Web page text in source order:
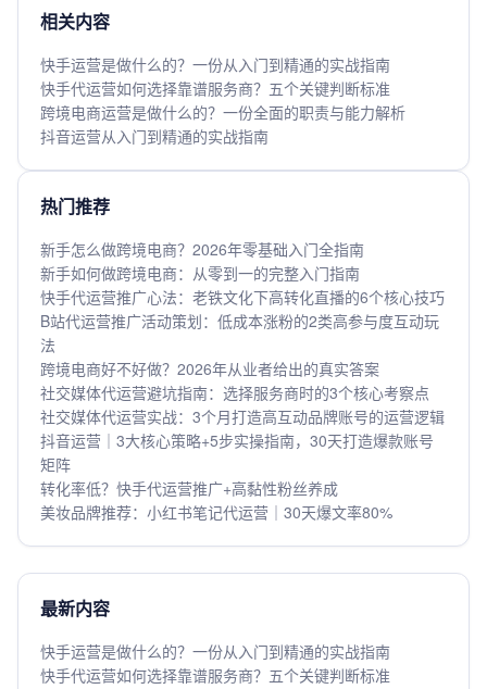
相关内容
快手运营是做什么的？一份从入门到精通的实战指南
快手代运营如何选择靠谱服务商？五个关键判断标准
跨境电商运营是做什么的？一份全面的职责与能力解析
抖音运营从入门到精通的实战指南
热门推荐
新手怎么做跨境电商？2026年零基础入门全指南
新手如何做跨境电商：从零到一的完整入门指南
快手代运营推广心法：老铁文化下高转化直播的6个核心技巧
B站代运营推广活动策划：低成本涨粉的2类高参与度互动玩
法
跨境电商好不好做？2026年从业者给出的真实答案
社交媒体代运营避坑指南：选择服务商时的3个核心考察点
社交媒体代运营实战：3个月打造高互动品牌账号的运营逻辑
抖音运营｜3大核心策略+5步实操指南，30天打造爆款账号
矩阵
转化率低？快手代运营推广+高黏性粉丝养成
美妆品牌推荐：小红书笔记代运营｜30天爆文率80%
最新内容
快手运营是做什么的？一份从入门到精通的实战指南
快手代运营如何选择靠谱服务商？五个关键判断标准